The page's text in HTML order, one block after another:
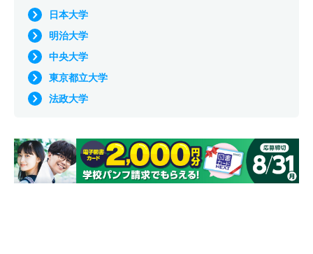
日本大学
明治大学
中央大学
東京都立大学
法政大学